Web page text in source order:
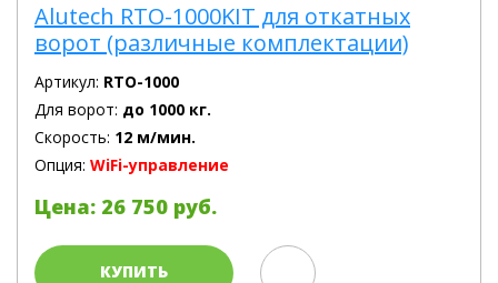
Alutech RTO-1000KIT для откатных
ворот (различные комплектации)
Артикул: RTO-1000
Для ворот: до 1000 кг.
Скорость: 12 м/мин.
Опция: WiFi-управление
Цена: 26 750 руб.
КУПИТЬ